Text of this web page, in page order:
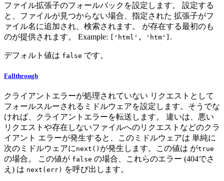
ファイル拡張子のフォールバックを設定します。 設定する
と、ファイルが見つからない場合、指定された 拡張子がフ
ァイル名に追加され、検索されます。 が存在する最初のも
のが提供されます。 Example: ['html', 'htm'] .
デフォルト値は false です。
Fallthrough
クライアントエラーが処理されていない リクエストとして
フォールスルーされるミドルウェアを設定します。そうでな
ければ、クライアントエラーを転送します。 違いは、悪い
リクエストや存在しないファイルへのリクエストなどのクラ
イアント エラーが発生すると、このミドルウェアは 単純に
次のミドルウェアに next() が発生します。この値は がtrue
の場合。 この値が false の場合、これらのエラー (404でさ
え) は next(err) を呼び出します。